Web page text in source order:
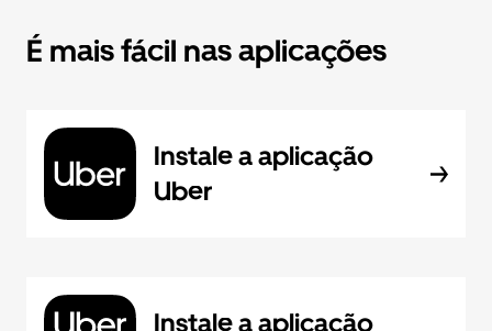
É mais fácil nas aplicações
Instale a aplicação
Uber
Instale a aplicação